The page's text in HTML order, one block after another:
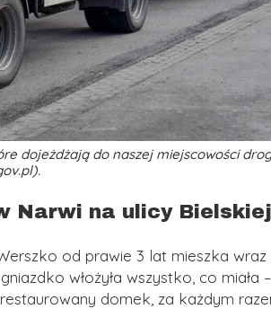
dojeżdżają do naszej miejscowości
Narwi na ulicy
od prawie 3 lat mieszka wraz
włożyła wszystko, co miała –
domek, za każdym